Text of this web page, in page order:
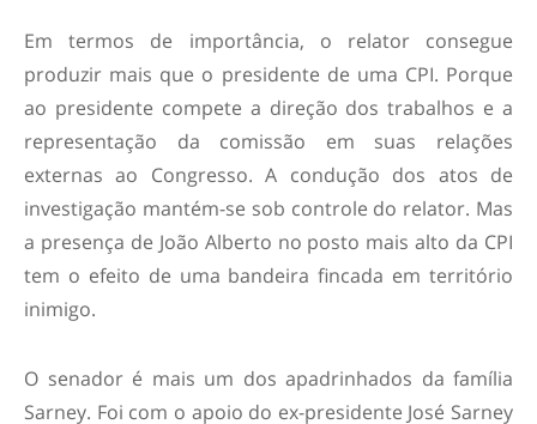
Em termos de importância, o relator consegue
produzir mais que o presidente de uma CPI. Porque
ao presidente compete a direção dos trabalhos e a
representação da comissão em suas relações
externas ao Congresso. A condução dos atos de
investigação mantém-se sob controle do relator. Mas
a presença de João Alberto no posto mais alto da CPI
tem o efeito de uma bandeira fincada em território
inimigo.
O senador é mais um dos apadrinhados da família
Sarney. Foi com o apoio do ex-presidente José Sarney